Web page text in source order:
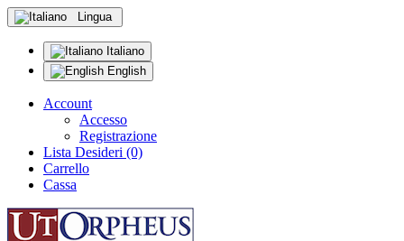
Lingua
Italiano
English
Account
Accesso
Registrazione
Lista Desideri (0)
Carrello
Cassa